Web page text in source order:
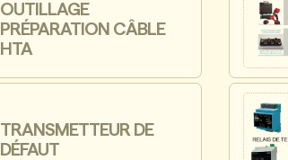
OUTILLAGE
PRÉPARATION CÂBLE
HTA
TRANSMETTEUR DE
DÉFAUT